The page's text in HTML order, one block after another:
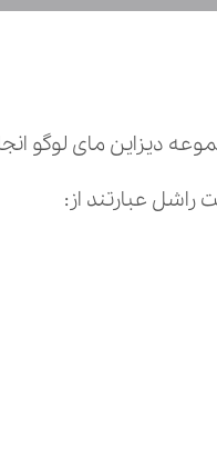
مای لوگو انجام شد.
عبارتند از: